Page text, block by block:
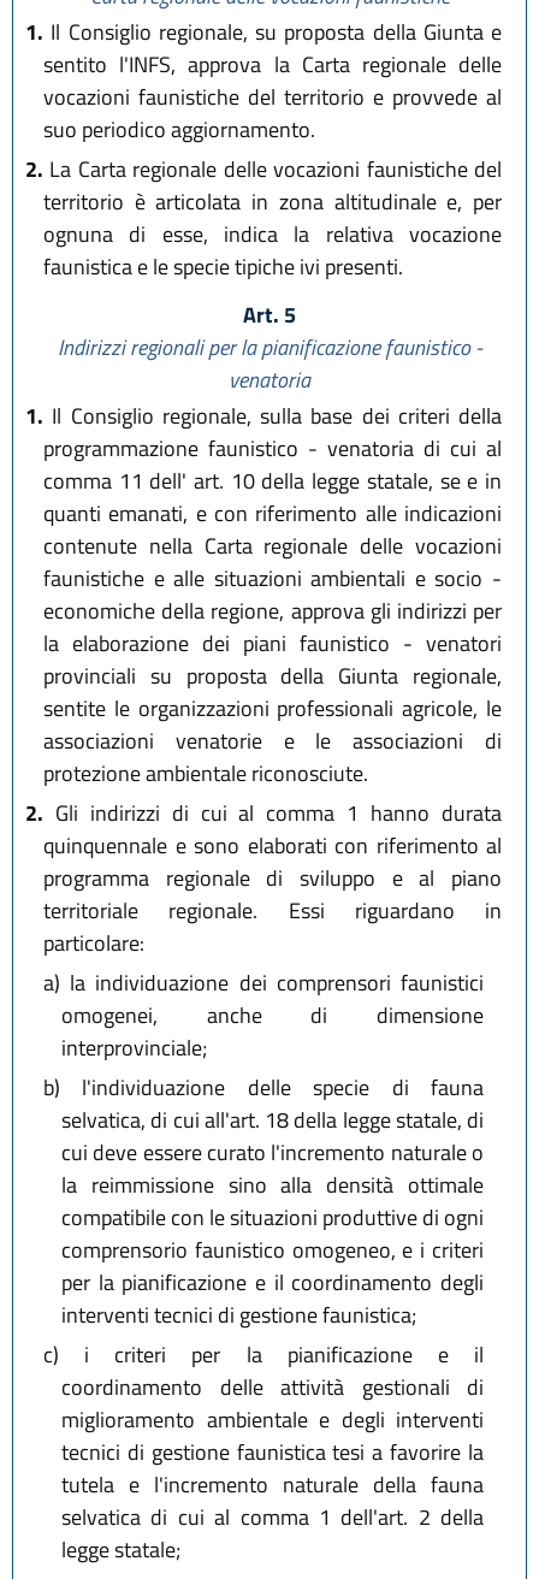
1. Il Consiglio regionale, su proposta della Giunta e
sentito l'INFS, approva la Carta regionale delle
vocazioni faunistiche del territorio e provvede al
suo periodico aggiornamento.
2. La Carta regionale delle vocazioni faunistiche del
territorio è articolata in zona altitudinale e, per
ognuna di esse, indica la relativa vocazione
faunistica e le specie tipiche ivi presenti.
Art. 5
Indirizzi regionali per la pianificazione faunistico -
venatoria
1. Il Consiglio regionale, sulla base dei criteri della
programmazione faunistico - venatoria di cui al
comma 11 dell' art. 10 della legge statale, se e in
quanti emanati, e con riferimento alle indicazioni
contenute nella Carta regionale delle vocazioni
faunistiche e alle situazioni ambientali e socio -
economiche della regione, approva gli indirizzi per
la elaborazione dei piani faunistico - venatori
provinciali su proposta della Giunta regionale,
sentite le organizzazioni professionali agricole, le
associazioni venatorie e le associazioni di
protezione ambientale riconosciute.
2. Gli indirizzi di cui al comma 1 hanno durata
quinquennale e sono elaborati con riferimento al
programma regionale di sviluppo e al piano
territoriale regionale. Essi riguardano in
particolare:
a) la individuazione dei comprensori faunistici
omogenei, anche di dimensione
interprovinciale;
b) l'individuazione delle specie di fauna
selvatica, di cui all'art. 18 della legge statale, di
cui deve essere curato l'incremento naturale o
la reimmissione sino alla densità ottimale
compatibile con le situazioni produttive di ogni
comprensorio faunistico omogeneo, e i criteri
per la pianificazione e il coordinamento degli
interventi tecnici di gestione faunistica;
c) i criteri per la pianificazione e il
coordinamento delle attività gestionali di
miglioramento ambientale e degli interventi
tecnici di gestione faunistica tesi a favorire la
tutela e l'incremento naturale della fauna
selvatica di cui al comma 1 dell'art. 2 della
legge statale;